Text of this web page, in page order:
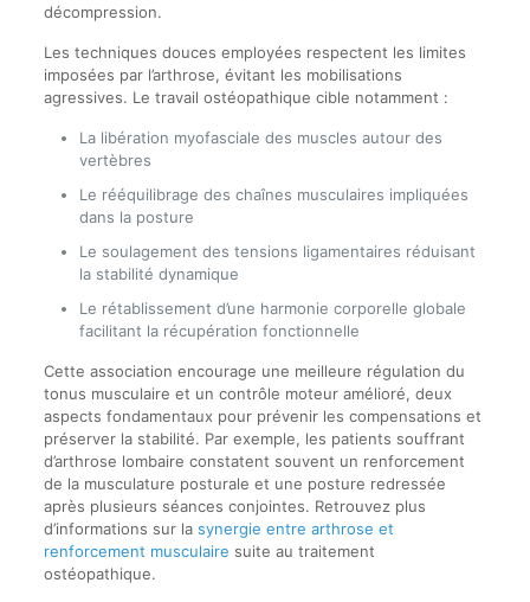
décompression.
Les techniques douces employées respectent les limites
imposées par l’arthrose, évitant les mobilisations
agressives. Le travail ostéopathique cible notamment :
La libération myofasciale des muscles autour des
vertèbres
Le rééquilibrage des chaînes musculaires impliquées
dans la posture
Le soulagement des tensions ligamentaires réduisant
la stabilité dynamique
Le rétablissement d’une harmonie corporelle globale
facilitant la récupération fonctionnelle
Cette association encourage une meilleure régulation du
tonus musculaire et un contrôle moteur amélioré, deux
aspects fondamentaux pour prévenir les compensations et
préserver la stabilité. Par exemple, les patients souffrant
d’arthrose lombaire constatent souvent un renforcement
de la musculature posturale et une posture redressée
après plusieurs séances conjointes. Retrouvez plus
d’informations sur la synergie entre arthrose et
renforcement musculaire suite au traitement
ostéopathique.